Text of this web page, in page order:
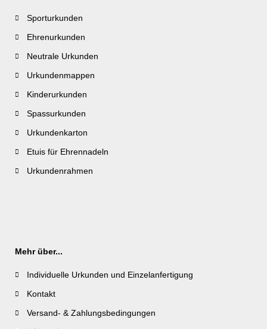
Sporturkunden
Ehrenurkunden
Neutrale Urkunden
Urkundenmappen
Kinderurkunden
Spassurkunden
Urkundenkarton
Etuis für Ehrennadeln
Urkundenrahmen
Mehr über...
Individuelle Urkunden und Einzelanfertigung
Kontakt
Versand- & Zahlungsbedingungen